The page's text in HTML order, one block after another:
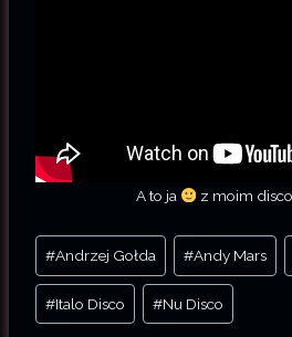
A to ja z moim
Tagi
wpisu:
#Andrzej Gołda #Andy Mars
#Italo Disco #Nu Disco